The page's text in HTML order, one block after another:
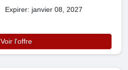
Expirer: janvier 08, 2027
Voir l'offre